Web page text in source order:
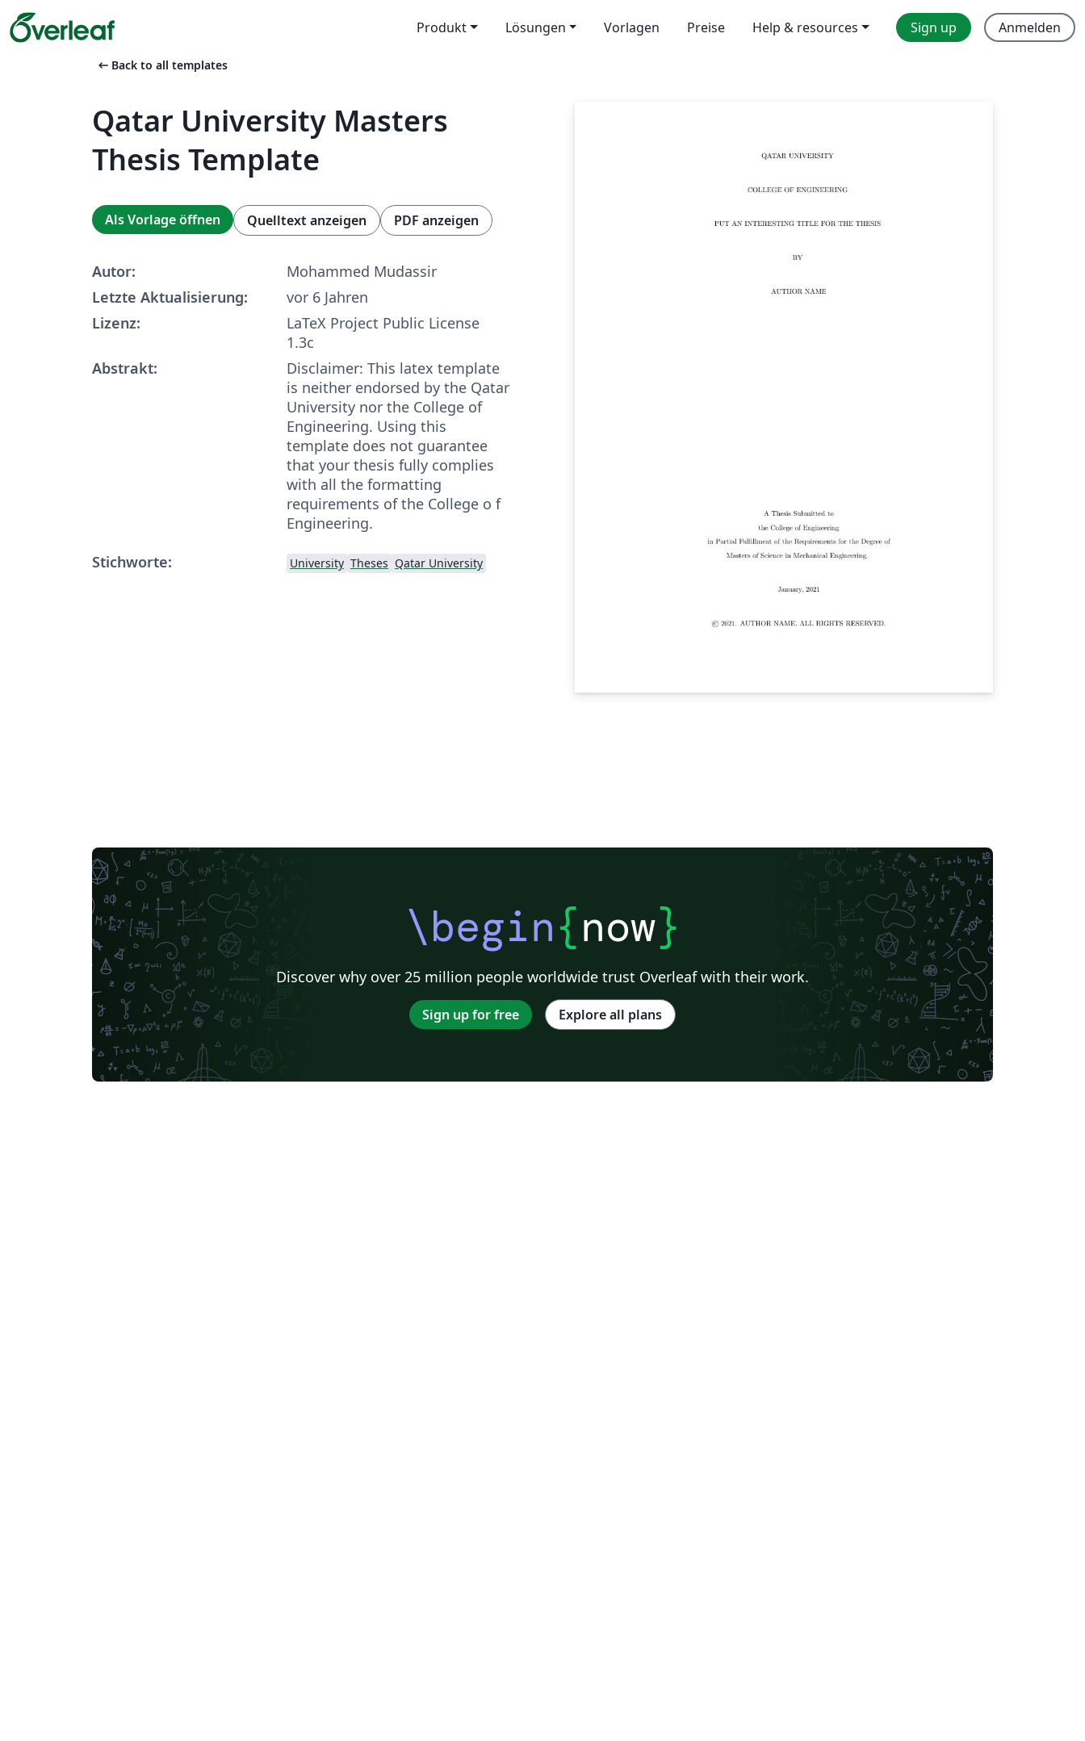
Produkt Lösungen Vorlagen Preise Help & resources Sign up Anmelden
arrow_left_alt Back to all templates
Qatar University Masters
Thesis Template
Als Vorlage öffnen Quelltext anzeigen PDF anzeigen
Autor:
Mohammed Mudassir
Letzte Aktualisierung:
vor 6 Jahren
Lizenz:
LaTeX Project Public License
1.3c
Abstrakt:
Disclaimer: This latex template
is neither endorsed by the Qatar
University nor the College of
Engineering. Using this
template does not guarantee
that your thesis fully complies
with all the formatting
requirements of the College o f
Engineering.
Stichworte:
University Theses Qatar University
\begin{now}
Discover why over 25 million people worldwide trust Overleaf with their work.
Sign up for free Explore all plans